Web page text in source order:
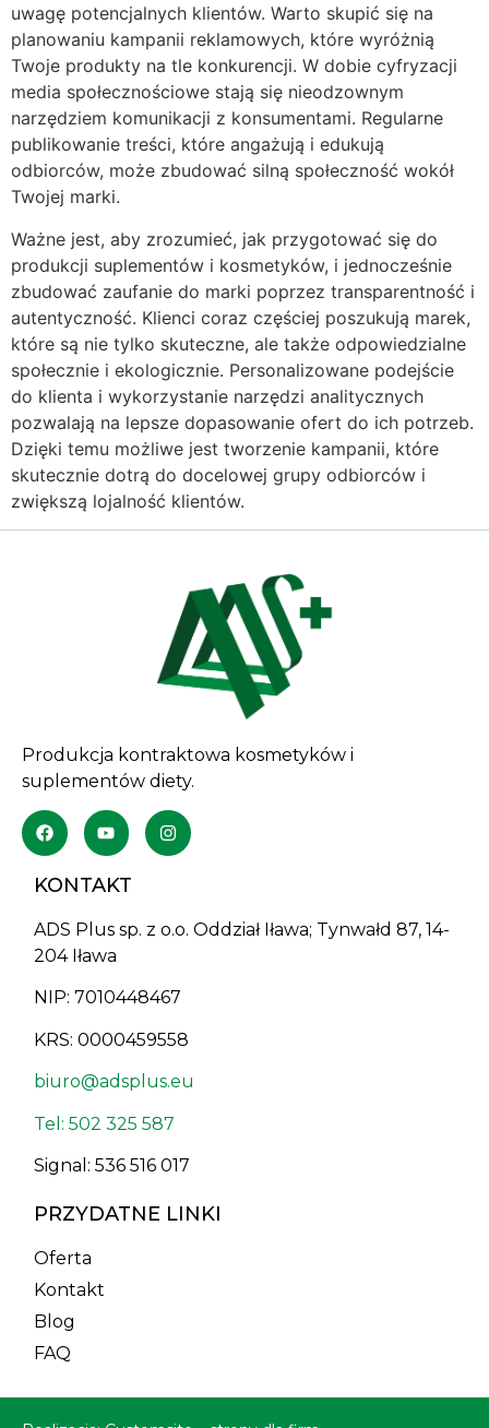
uwagę potencjalnych klientów. Warto skupić się na
planowaniu kampanii reklamowych, które wyróżnią
Twoje produkty na tle konkurencji. W dobie cyfryzacji
media społecznościowe stają się nieodzownym
narzędziem komunikacji z konsumentami. Regularne
publikowanie treści, które angażują i edukują
odbiorców, może zbudować silną społeczność wokół
Twojej marki.
Ważne jest, aby zrozumieć, jak przygotować się do
produkcji suplementów i kosmetyków, i jednocześnie
zbudować zaufanie do marki poprzez transparentność i
autentyczność. Klienci coraz częściej poszukują marek,
które są nie tylko skuteczne, ale także odpowiedzialne
społecznie i ekologicznie. Personalizowane podejście
do klienta i wykorzystanie narzędzi analitycznych
pozwalają na lepsze dopasowanie ofert do ich potrzeb.
Dzięki temu możliwe jest tworzenie kampanii, które
skutecznie dotrą do docelowej grupy odbiorców i
zwiększą lojalność klientów.
Produkcja kontraktowa kosmetyków i
suplementów diety.
KONTAKT
ADS Plus sp. z o.o. Oddział Iława; Tynwałd 87, 14-
204 Iława
NIP: 7010448467
KRS: 0000459558
biuro@adsplus.eu
Tel: 502 325 587
Signal: 536 516 017
PRZYDATNE LINKI
Oferta
Kontakt
Blog
FAQ